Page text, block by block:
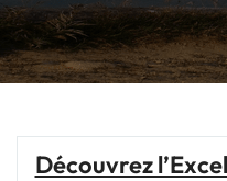
Découvrez